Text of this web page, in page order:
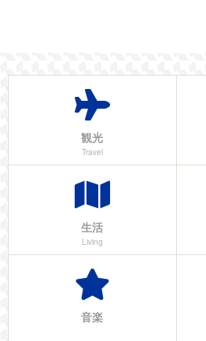
観光
Travel
生活
Living
音楽